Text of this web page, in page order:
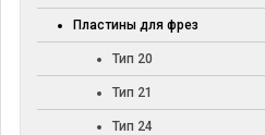
Пластины для фрез
Тип 20
Тип 21
Тип 24